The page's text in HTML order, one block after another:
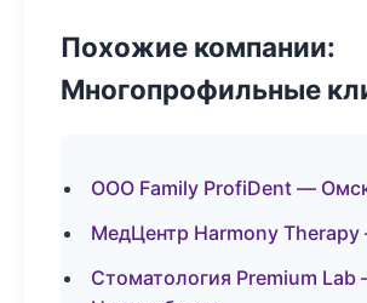
Похожие компании:
Многопрофильные
ООО Family ProfiDent —
МедЦентр Harmony
Стоматология Premium Lab